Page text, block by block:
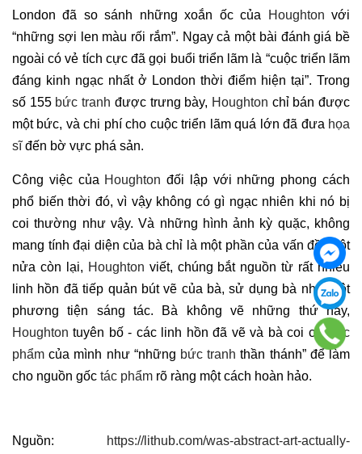
London đã so sánh những xoắn ốc của Houghton với
“những sợi len màu rối rắm”. Ngay cả một bài đánh giá bề
ngoài có vẻ tích cực đã gọi buổi triển lãm là “cuộc triển lãm
đáng kinh ngạc nhất ở London thời điểm hiện tại”. Trong
số 155 bức tranh được trưng bày, Houghton chỉ bán được
một bức, và chi phí cho cuộc triển lãm quá lớn đã đưa họa
sĩđến bờ vực phá sản.
Công việc của Houghton đối lập với những phong cách
phổ biến thời đó, vì vậy không có gì ngạc nhiên khi nó bị
coi thường như vậy. Và những hình ảnh kỳ quặc, không
mang tính đại diện của bà chỉ là một phần của vấn đề. Một
nửa còn lại, Houghton viết, chúng bắt nguồn từ rất nhiều
linh hồn đã tiếp quản bút vẽ của bà, sử dụng bà như một
phương tiện sáng tác. Bà không vẽ những thứ này,
Houghton tuyên bố - các linh hồn đã vẽ và bà coi các
tác
phẩm của mình như “những bức tranh thần thánh” để làm
cho nguồn gốc tác phẩm rõ ràng một cách hoàn hảo.
Nguồn:
https://lithub.com/was-abstract-art-actually-